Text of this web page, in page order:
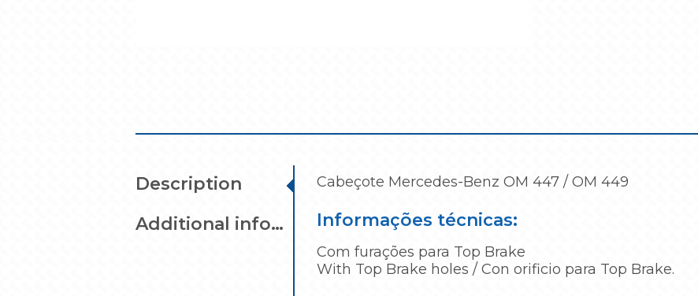
Description
Additional information
Cabeçote Mercedes-Benz OM 447 / OM 449
Informações técnicas:
Com furações para Top Brake
With Top Brake holes / Con orificio para Top Brake.